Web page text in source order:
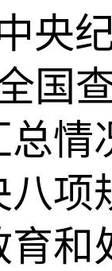
央
国
总情
项
和